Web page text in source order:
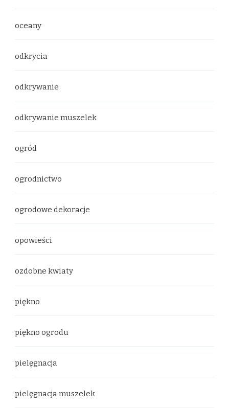
oceany
odkrycia
odkrywanie
odkrywanie muszelek
ogród
ogrodnictwo
ogrodowe dekoracje
opowieści
ozdobne kwiaty
piękno
piękno ogrodu
pielęgnacja
pielęgnacja muszelek